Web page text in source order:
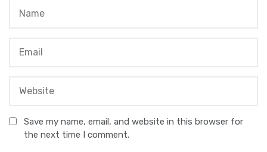
Save my name, email, and website in this browser for
the next time I comment.